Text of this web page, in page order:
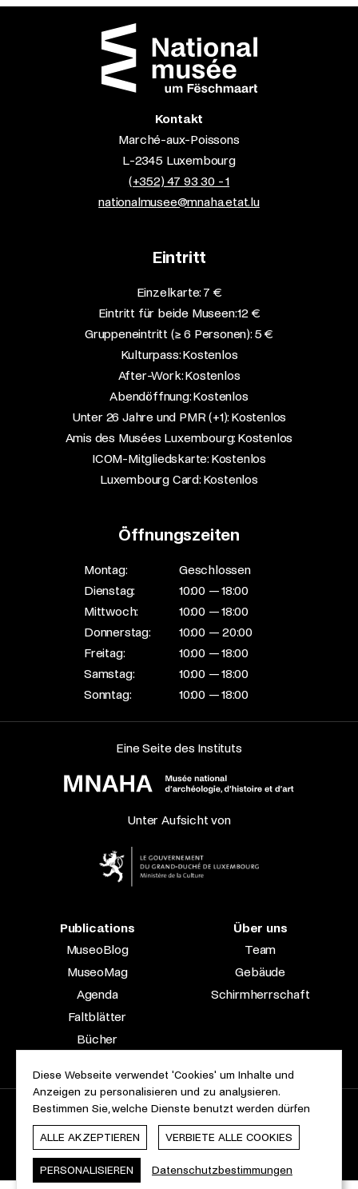
Kontakt
Marché-aux-Poissons
L-2345 Luxembourg
(+352) 47 93 30 - 1
nationalmusee@mnaha.etat.lu
Eintritt
Einzelkarte: 7 €​
Eintritt für beide Museen: 12 €​
Gruppeneintritt (≥ 6 Personen): 5 €​
Kulturpass: Kostenlos​
After-Work: Kostenlos​
Abendöffnung: Kostenlos​
Unter 26 Jahre und PMR (+1): Kostenlos​
Amis des Musées Luxembourg: Kostenlos​
ICOM-Mitgliedskarte: Kostenlos​
Luxembourg Card: Kostenlos
Öffnungszeiten
Montag:
Geschlossen
Dienstag:
10:00 — 18:00
Mittwoch:
10:00 — 18:00
Donnerstag:
10:00 — 20:00
Freitag:
10:00 — 18:00
Samstag:
10:00 — 18:00
Sonntag:
10:00 — 18:00
Eine Seite des Instituts
Unter Aufsicht von
Publications
MuseoBlog
MuseoMag
Agenda
Faltblätter
Bücher
Über uns
Team
Gebäude
Schirmherrschaft
2023 © Le Musée national d’archéologie, d’histoire et d’art |
Über diese Seite
Barrierefreiheit
Rechtliche Hinweise
Diese Webseite verwendet 'Cookies' um Inhalte und
Anzeigen zu personalisieren und zu analysieren.
Bestimmen Sie, welche Dienste benutzt werden dürfen
ALLE AKZEPTIEREN VERBIETE ALLE COOKIES
PERSONALISIEREN Datenschutzbestimmungen